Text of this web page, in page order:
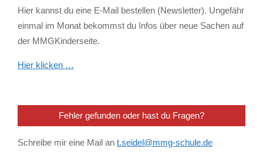
Hier kannst du eine E-Mail bestellen (Newsletter). Ungefähr
einmal im Monat bekommst du Infos über neue Sachen auf
der MMGKinderseite.
Hier klicken …
Fehler gefunden oder hast du Fragen?
Schreibe mir eine Mail an t.seidel@mmg-schule.de